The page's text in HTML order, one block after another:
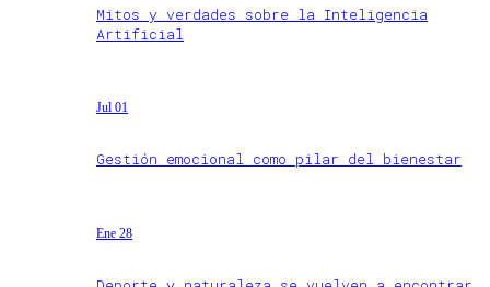
Mitos y verdades sobre la Inteligencia
Artificial
Jul 01
Gestión emocional como pilar del bienestar
Ene 28